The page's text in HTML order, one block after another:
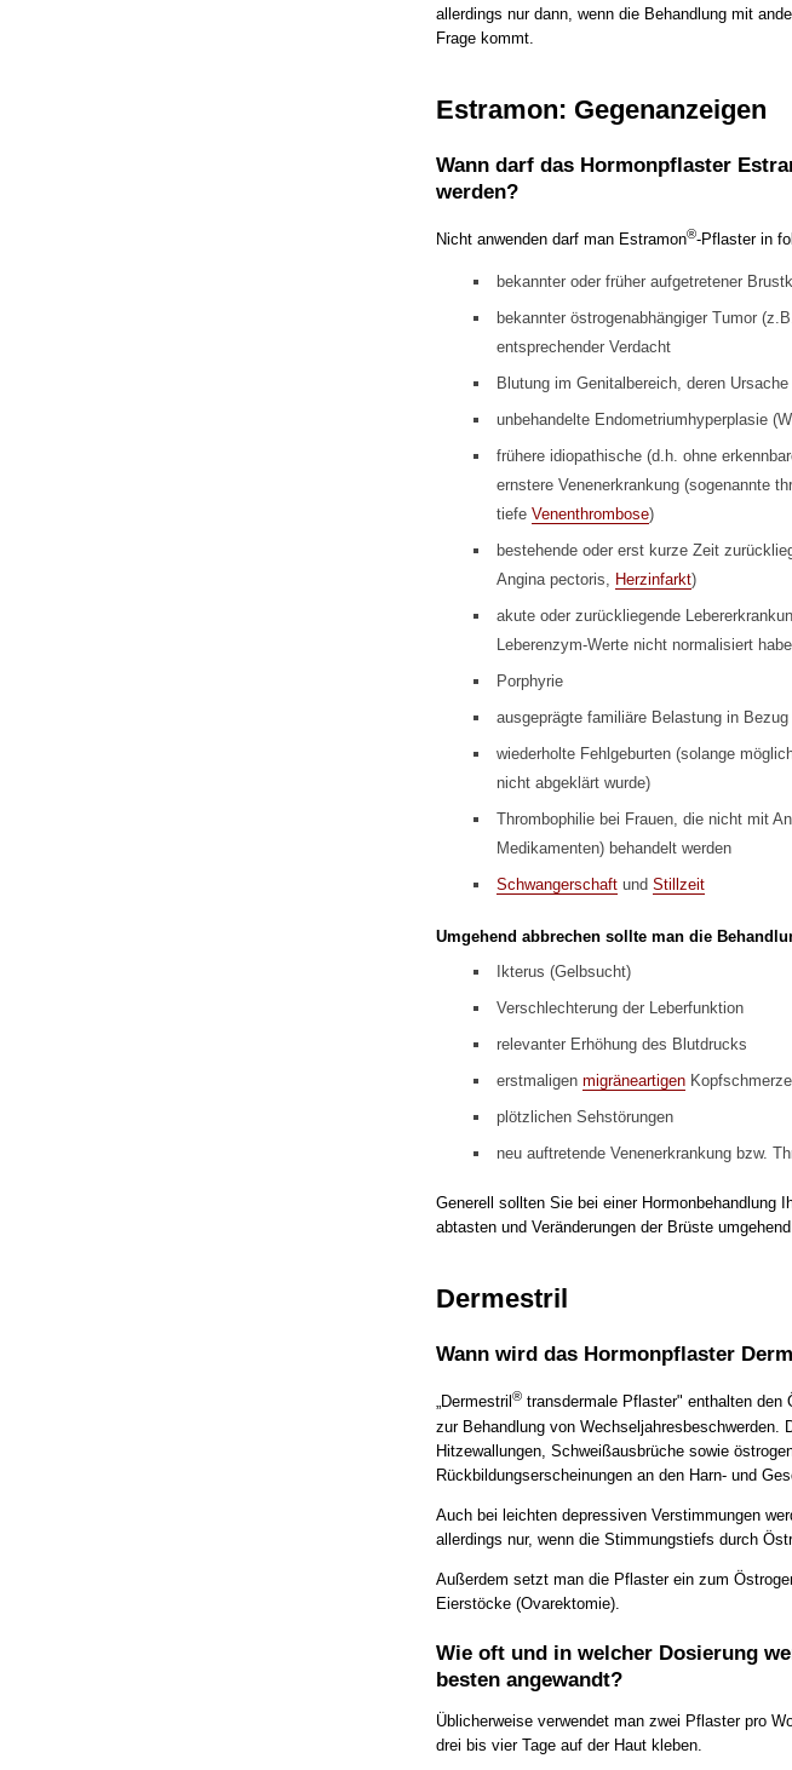
allerdings nur dann, wenn die Behandlung mit
Frage kommt.
Estramon: Gegenanzeigen
Wann darf das Hormonpflaster
werden?
Nicht anwenden darf man Estramon®-Pflaster in
bekannter oder früher aufgetretener
bekannter östrogenabhängiger Tumor
entsprechender Verdacht
Blutung im Genitalbereich, deren
unbehandelte Endometriumhyperplasie
frühere idiopathische (d.h. ohne
ernstere Venenerkrankung (sogenannte
tiefe Venenthrombose)
bestehende oder erst kurze Zeit
Angina pectoris, Herzinfarkt)
akute oder zurückliegende
Leberenzym-Werte nicht normalisiert
Porphyrie
ausgeprägte familiäre Belastung in
wiederholte Fehlgeburten (solange
nicht abgeklärt wurde)
Thrombophilie bei Frauen, die nicht mit
Medikamenten) behandelt werden
Schwangerschaftund Stillzeit
Umgehend abbrechen sollte man die
Ikterus (Gelbsucht)
Verschlechterung der Leberfunktion
relevanter Erhöhung des Blutdrucks
erstmaligen migräneartigen
plötzlichen Sehstörungen
neu auftretende Venenerkrankung bzw.
Generell sollten Sie bei einer Hormonbehandlung
abtasten und Veränderungen der Brüste
Dermestril
Wann wird das Hormonpflaster
„Dermestril ®transdermale Pflaster" enthalten den
zur Behandlung von Wechseljahresbeschwerden.
Hitzewallungen, Schweißausbrüche sowie
Rückbildungserscheinungen an den Harn- und
Auch bei leichten depressiven Verstimmungen
allerdings nur, wenn die Stimmungstiefs durch
Außerdem setzt man die Pflaster ein zum
Eierstöcke (Ovarektomie).
Wie oft und in welcher Dosierung
besten angewandt?
Üblicherweise verwendet man zwei Pflaster pro
drei bis vier Tage auf der Haut kleben.